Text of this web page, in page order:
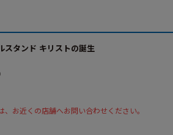
スタンド キリストの誕生
お近くの店舗へお問い合わせください。